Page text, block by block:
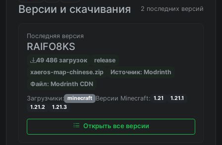
Версии и скачивания 2 последних версий
Последняя версия
RAIFO8KS
49 486 загрузок
release
xaeros-map-chinese.zip
Источник: Modrinth
Файл: Modrinth CDN
Загрузчики: minecraft Версии Minecraft: 1.21
1.21.1
1.21.2
1.21.3
Открыть все версии